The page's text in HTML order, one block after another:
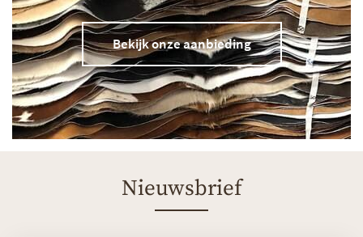
Bekijk onze aanbieding
Nieuwsbrief